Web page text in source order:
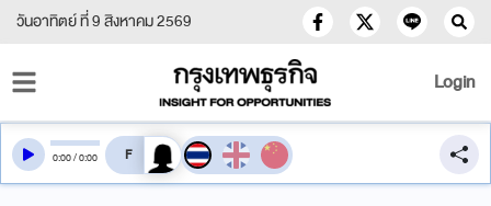
วันอาทิตย์ ที่ 9 สิงหาคม 2569
Login
0:00/0:00 สลับเสียงอ่าน